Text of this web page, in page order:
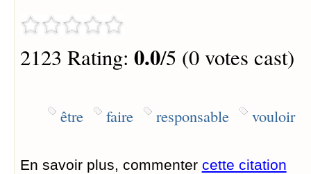
2123 Rating: 0.0/5 (0 votes cast)
être faire responsable vouloir
En savoir plus, commenter cette citation